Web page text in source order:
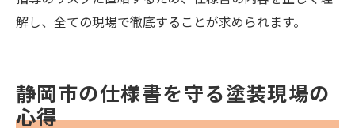
解し、全ての現場で徹底することが求められます。
静岡市の仕様書を守る塗装現場の
心得